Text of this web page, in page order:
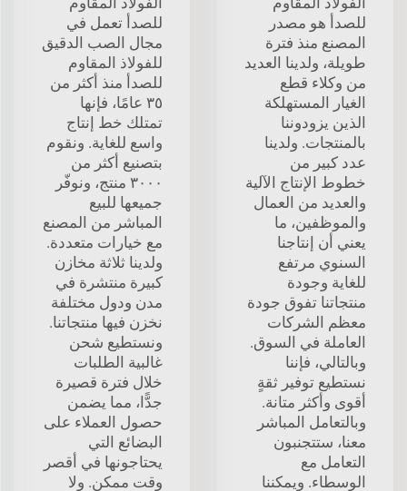
للصدأ هو مصدر
المصنع منذ فترة
طويلة، ولدينا العديد
من وكلاء قطع
الغيار المستهلكة
الذين يزودوننا
بالمنتجات. ولدينا
عدد كبير من
خطوط الإنتاج الآلية
والعديد من العمال
والموظفين، ما
يعني أن إنتاجنا
السنوي مرتفع
للغاية وجودة
منتجاتنا تفوق جودة
معظم الشركات
العاملة في السوق.
وبالتالي، فإننا
نستطيع توفير ثقةٍ
أقوى وأكثر متانة.
وبالتعامل المباشر
معنا، ستتجنبون
التعامل مع
الوسطاء. ويمكننا
للصدأ تعمل في
مجال الصب الدقيق
للفولاذ المقاوم
للصدأ منذ أكثر من
٣٥ عامًا، فإنها
تمتلك خط إنتاج
واسع للغاية. ونقوم
بتصنيع أكثر من
٣٠٠٠ منتج، ونوفّر
جميعها للبيع
المباشر من المصنع
مع خيارات متعددة.
ولدينا ثلاثة مخازن
كبيرة منتشرة في
مدن ودول مختلفة
نخزن فيها منتجاتنا.
ونستطيع شحن
غالبية الطلبات
خلال فترة قصيرة
جدًّا، مما يضمن
حصول العملاء على
البضائع التي
يحتاجونها في أقصر
وقت ممكن. ولا